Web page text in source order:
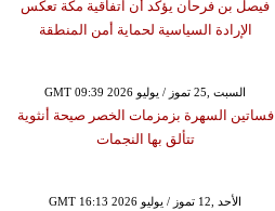
فيصل بن فرحان يؤكد أن اتفاقية مكة تعكس
الإرادة السياسية لحماية أمن المنطقة
GMT 09:39 2026 السبت ,25 تموز / يوليو
فساتين السهرة بزمزمات الخصر صيحة أنثوية
تتألق بها النجمات
GMT 16:13 2026 الأحد ,12 تموز / يوليو